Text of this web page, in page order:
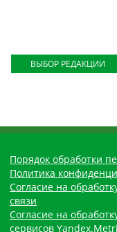
ВЫБОР РЕДАКЦИИ
Порядок обработки
Политика
Согласие на
связи
Согласие на
сервисов